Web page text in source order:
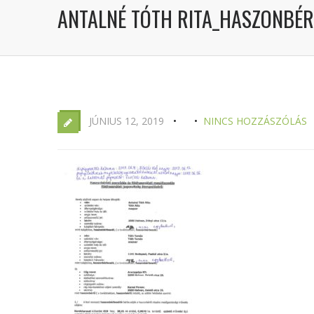
ANTALNÉ TÓTH
JÚNIUS 12, 2019 NINCS HOZZÁSZÓLÁS